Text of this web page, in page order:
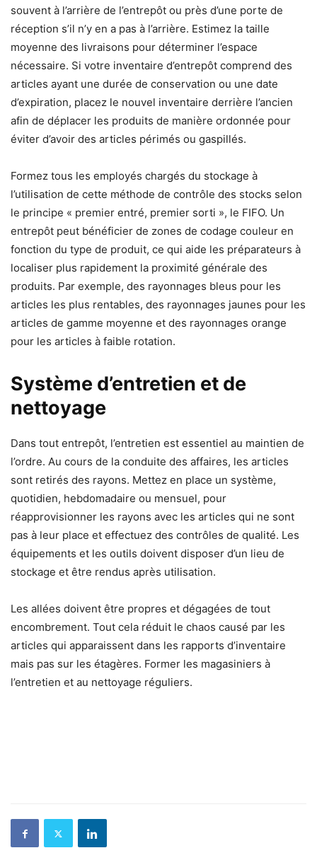
souvent à l’arrière de l’entrepôt ou près d’une porte de
réception s’il n’y en a pas à l’arrière. Estimez la taille
moyenne des livraisons pour déterminer l’espace
nécessaire. Si votre inventaire d’entrepôt comprend des
articles ayant une durée de conservation ou une date
d’expiration, placez le nouvel inventaire derrière l’ancien
afin de déplacer les produits de manière ordonnée pour
éviter d’avoir des articles périmés ou gaspillés.
Formez tous les employés chargés du stockage à
l’utilisation de cette méthode de contrôle des stocks selon
le principe « premier entré, premier sorti », le FIFO. Un
entrepôt peut bénéficier de zones de codage couleur en
fonction du type de produit, ce qui aide les préparateurs à
localiser plus rapidement la proximité générale des
produits. Par exemple, des rayonnages bleus pour les
articles les plus rentables, des rayonnages jaunes pour les
articles de gamme moyenne et des rayonnages orange
pour les articles à faible rotation.
Système d’entretien et de
nettoyage
Dans tout entrepôt, l’entretien est essentiel au maintien de
l’ordre. Au cours de la conduite des affaires, les articles
sont retirés des rayons. Mettez en place un système,
quotidien, hebdomadaire ou mensuel, pour
réapprovisionner les rayons avec les articles qui ne sont
pas à leur place et effectuez des contrôles de qualité. Les
équipements et les outils doivent disposer d’un lieu de
stockage et être rendus après utilisation.
Les allées doivent être propres et dégagées de tout
encombrement. Tout cela réduit le chaos causé par les
articles qui apparaissent dans les rapports d’inventaire
mais pas sur les étagères. Former les magasiniers à
l’entretien et au nettoyage réguliers.